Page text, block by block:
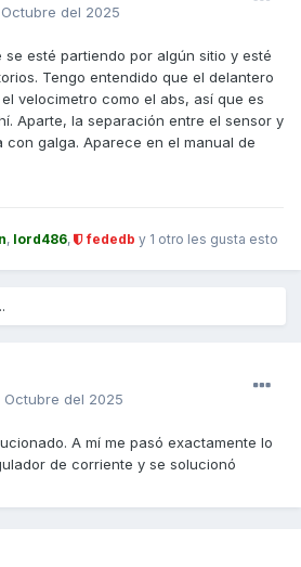
del 2025
se esté partiendo por algún sitio y esté
Tengo entendido que el delantero
velocimetro como el abs, así que es
Aparte, la separación entre el sensor y
con galga. Aparece en el manual de
, lord486, fededb y 1 otro les gusta esto
Octubre del 2025
A mí me pasó exactamente lo
de corriente y se solucionó